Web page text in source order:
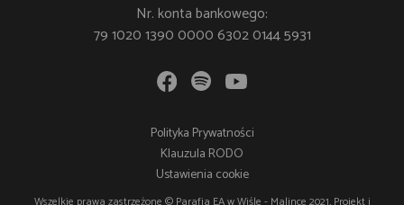
Nr. konta bankowego:
79 1020 1390 0000 6302 0144 5931
Polityka Prywatności
Klauzula RODO
Ustawienia cookie
Wszelkie prawa zastrzeżone © Parafia EA w Wiśle - Malince 2021, Projekt i